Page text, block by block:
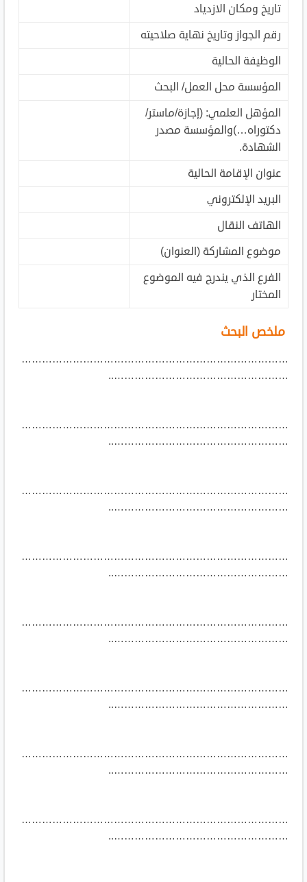
تاريخ ومكان الازدياد
رقم الجواز وتاريخ نهاية صلاحيته
الوظيفة الحالية
المؤسسة محل العمل/ البحث
المؤهل العلمي: (إجازة/ماستر/
دكتوراه…)والمؤسسة مصدر
الشهادة.
عنوان الإقامة الحالية
البريد الإلكتروني
الهاتف النقال
موضوع المشاركة (العنوان)
الفرع الذي يندرج فيه الموضوع
المختار
ملخص البحث
……………………………………………………………………
……………………………………………..
……………………………………………………………………
……………………………………………..
……………………………………………………………………
……………………………………………..
……………………………………………………………………
……………………………………………..
……………………………………………………………………
……………………………………………..
……………………………………………………………………
……………………………………………..
……………………………………………………………………
……………………………………………..
……………………………………………………………………
……………………………………………..